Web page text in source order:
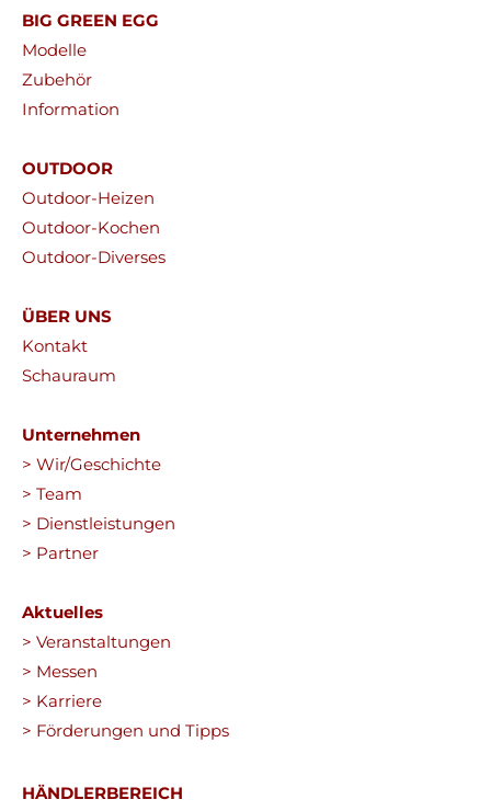
BIG GREEN EGG
Modelle
Zubehör
Information
OUTDOOR
Outdoor-Heizen
Outdoor-Kochen
Outdoor-Diverses
ÜBER UNS
Kontakt
Schauraum
Unternehmen
> Wir/Geschichte
> Team
> Dienstleistungen
> Partner
Aktuelles
> Veranstaltungen
> Messen
> Karriere
> Förderungen und Tipps
HÄNDLERBEREICH